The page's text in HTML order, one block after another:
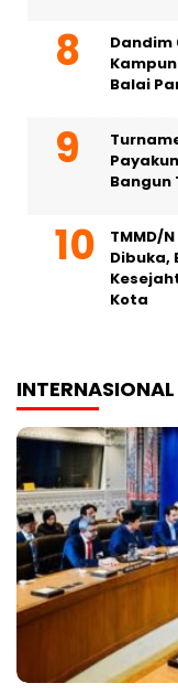
Dandim
Balai
Bangun
TMMD/
Dibuka,
Kota
INTERNASIONAL